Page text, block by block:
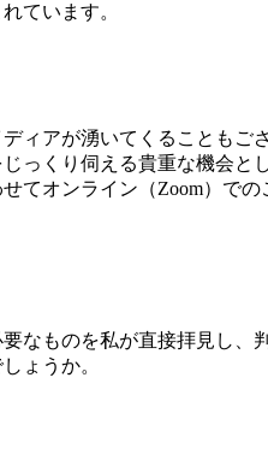
ています。
ィアが湧いてくることもご
くり伺える貴重な機会と
てオンライン（Zoom）での
なものを私が直接拝見し、
ょうか。